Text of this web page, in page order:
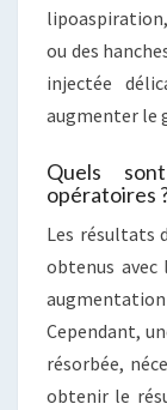
lipoaspiration,
ou des
injectée
augmenter le
Quels
opératoires
Les résultats
obtenus
Cependant,
résorbée,
obtenir le